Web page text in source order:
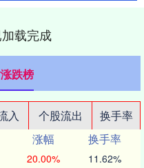
载完成
跌榜
入 个股流出
换手率
涨幅
换手率
20.00% 11.62%